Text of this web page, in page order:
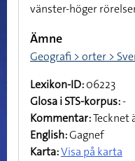
vänster-höger
Ämne
Geografi > orter >
Lexikon-ID:06223
Glosa i STS-korpus:-
Kommentar:Tecknet
English:Gagnef
Karta:Visa på karta